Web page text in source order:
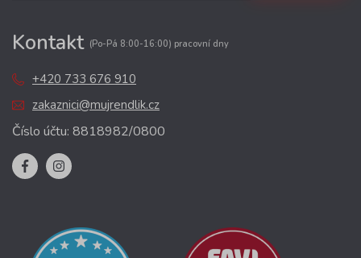
Kontakt (Po-Pá 8:00-16:00) pracovní dny
+420 733 676 910
zakaznici@mujrendlik.cz
Číslo účtu: 8818982/0800